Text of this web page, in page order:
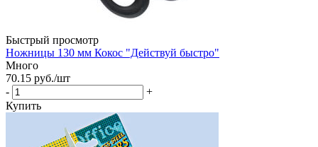
Быстрый просмотр
Ножницы 130 мм Кокос "Действуй быстро"
Много
70.15 руб./шт
-
+
Купить